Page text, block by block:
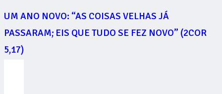
UM ANO NOVO: “AS COISAS VELHAS JÁ
PASSARAM; EIS QUE TUDO SE FEZ NOVO” (2COR
5,17)